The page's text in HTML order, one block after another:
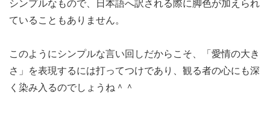
シンプルなもので、日本語へ訳される際に脚色が加えられ
ていることもありません。
このようにシンプルな言い回しだからこそ、「愛情の大き
さ」を表現するには打ってつけであり、観る者の心にも深
く染み入るのでしょうね＾＾